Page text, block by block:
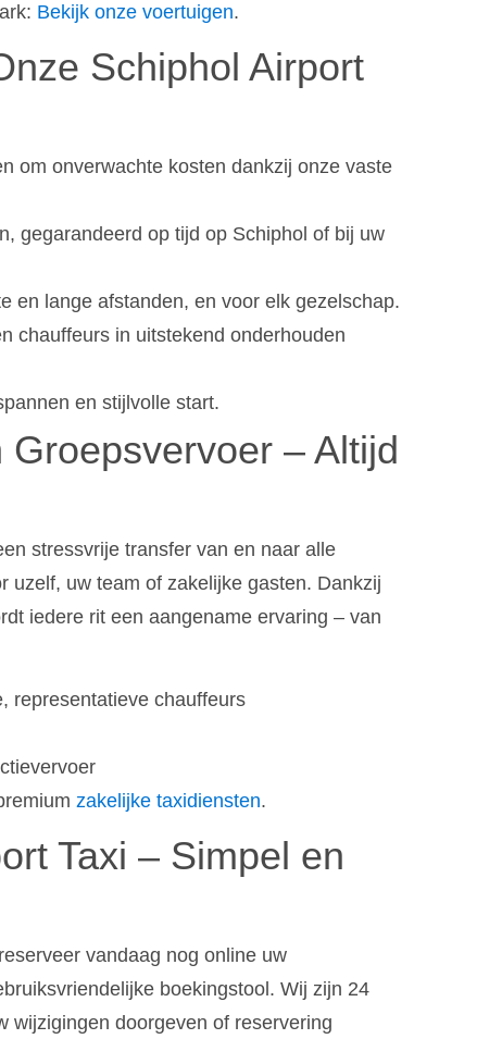
Bekijk onze voertuigen.
Schiphol Airport
om onverwachte kosten dankzij onze vaste
gegarandeerd op tijd op Schiphol of bij uw
en lange afstanden, en voor elk gezelschap.
chauffeurs in uitstekend onderhouden
en stijlvolle start.
– Altijd
stressvrije transfer van en naar alle
uzelf, uw team of zakelijke gasten. Dankzij
iedere rit een aangename ervaring – van
representatieve chauffeurs
zakelijke taxidiensten.
Taxi – Simpel en
vandaag nog online uw
boekingstool. Wij zijn 24
wijzigingen doorgeven of reservering